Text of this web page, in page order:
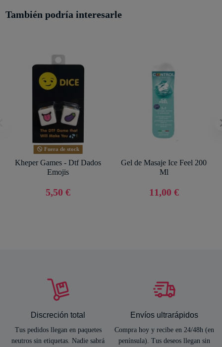
También podría interesarle
Fuera de stock
Kheper Games - Dtf Dados
Emojis
5,50 €
Gel de Masaje Ice Feel 200
Ml
11,00 €
Discreción total
Tus pedidos llegan en paquetes
neutros sin etiquetas. Nadie sabrá
Envíos ultrarápidos
Compra hoy y recibe en 24/48h (en
península). Tus deseos llegan sin